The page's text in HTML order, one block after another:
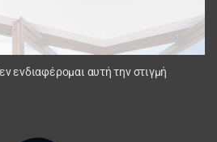
ενδιαφέρομαι αυτή την στιγμή